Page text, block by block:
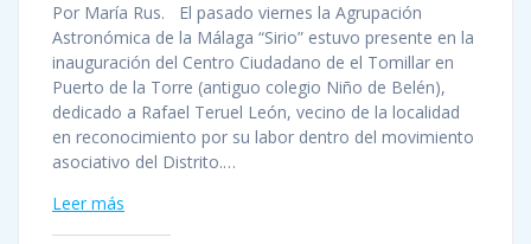
Por María Rus. El pasado viernes la Agrupación
Astronómica de la Málaga “Sirio” estuvo presente en la
inauguración del Centro Ciudadano de el Tomillar en
Puerto de la Torre (antiguo colegio Niño de Belén),
dedicado a Rafael Teruel León, vecino de la localidad
en reconocimiento por su labor dentro del movimiento
asociativo del Distrito.…
Leer más